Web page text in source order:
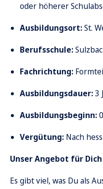
oder höherer
Ausbildungsort:St.
Berufsschule:
Fachrichtung:
Ausbildungsdauer:3
Ausbildungsbeginn:
Vergütung: Nach
Unser Angebot für Dich
Es gibt viel, was Du als